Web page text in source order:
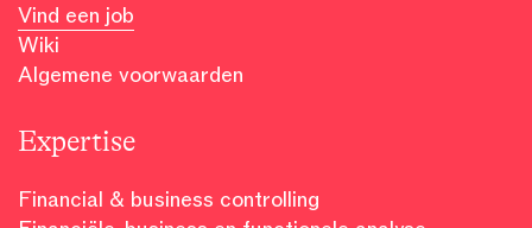
Vind een job
Wiki
Algemene voorwaarden
Expertise
Financial & business controlling